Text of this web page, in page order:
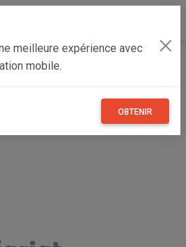
meilleure expérience avec
mobile.
OBTENIR
Tunis Tunis